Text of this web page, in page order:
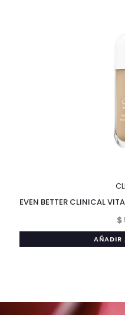
EVEN BETTER CLINICAL
$
AÑADIR